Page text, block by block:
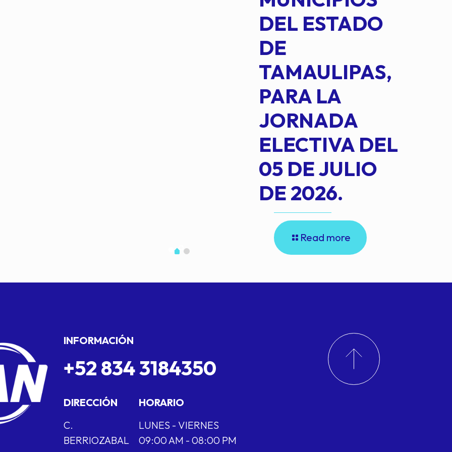
DEL ESTADO
DE
TAMAULIPAS,
PARA LA
JORNADA
ELECTIVA DEL
05 DE JULIO
DE 2026.
Read more
INFORMACIÓN
+52 834 3184350
DIRECCIÓN
C.
BERRIOZABAL
HORARIO
LUNES - VIERNES
09:00 AM - 08:00 PM